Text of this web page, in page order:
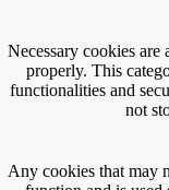
Necessary cookies
properly. This
functionalities and
not
Any cookies that may